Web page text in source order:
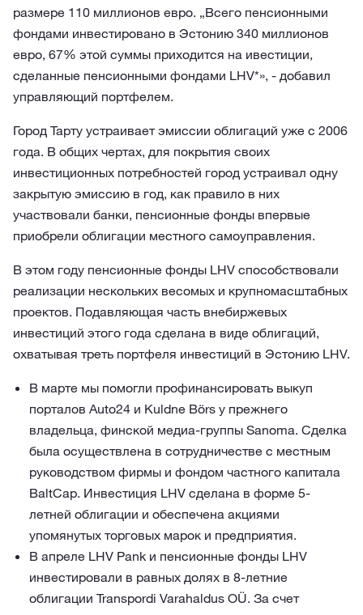
размере 110 миллионов евро. „Всего пенсионными
фондами инвестировано в Эстонию 340 миллионов
евро, 67% этой суммы приходится на ивестиции,
сделанные пенсионными фондами LHV*», - добавил
управляющий портфелем.
Город Тарту устраивает эмиссии облигаций уже с 2006
года. В общих чертах, для покрытия своих
инвестиционных потребностей город устраивал одну
закрытую эмиссию в год, как правило в них
участвовали банки, пенсионные фонды впервые
приобрели облигации местного самоуправления.
В этом году пенсионные фонды LHV способствовали
реализации нескольких весомых и крупномасштабных
проектов. Подавляющая часть внебиржевых
инвестиций этого года сделана в виде облигаций,
охватывая треть портфеля инвестиций в Эстонию LHV.
В марте мы помогли профинансировать выкуп
порталов Auto24 и Kuldne Börs у прежнего
владельца, финской медиа-группы Sanoma. Сделка
была осуществлена в сотрудничестве с местным
руководством фирмы и фондом частного капитала
BaltCap. Инвестиция LHV сделана в форме 5-
летней облигации и обеспечена акциями
упомянутых торговых марок и предприятия.
В апреле LHV Pank и пенсионные фонды LHV
инвестировали в равных долях в 8-летние
облигации Transpordi Varahaldus OÜ. За счет